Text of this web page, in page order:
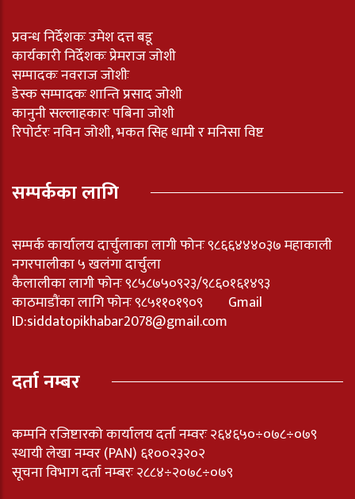
प्रवन्ध निर्देशकः उमेश दत्त बडू
कार्यकारी निर्देशकः प्रेमराज जोशी
सम्पादकः नवराज जोशीः
डेस्क सम्पादकः शान्ति प्रसाद जोशी
कानुनी सल्लाहकारः पबिना जोशी
रिपोर्टरः नविन जोशी, भकत सिह धामी र मनिसा विष्ट
सम्पर्कका लागि
सम्पर्क कार्यालय दार्चुलाका लागी फोनः ९८६६४४४०३७ महाकाली
नगरपालीका ५ खलंगा दार्चुला
कैलालीका लागी फोनः ९८५८७५०९२३/९८६०१६१४९३
काठमाडौंका लागि फोनः ९८५११०१९०९ Gmail
ID:siddatopikhabar2078@gmail.com
दर्ता नम्बर
कम्पनि रजिष्टारको कार्यालय दर्ता नम्वरः २६४६५०÷०७८÷०७९
स्थायी लेखा नम्वर (PAN) ६१००२३२०२
सूचना विभाग दर्ता नम्बरः २८८४÷२०७८÷०७९